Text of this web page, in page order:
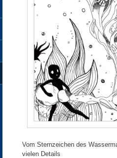
Vom Sternzeichen des
vielen Details